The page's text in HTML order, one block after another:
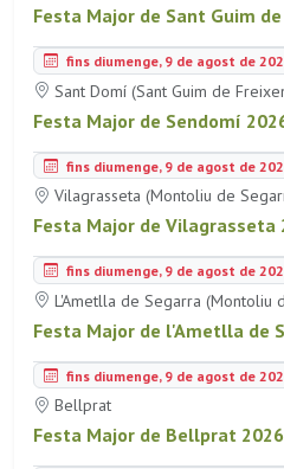
Festa Major de Sant Guim
fins diumenge, 9 de agost de
Sant Domí (Sant Guim de
Festa Major de Sendomí
fins diumenge, 9 de agost de
Vilagrasseta (Montoliu de
Festa Major de Vilagrasseta
fins diumenge, 9 de agost de
L'Ametlla de Segarra (Montoliu
Festa Major de l'Ametlla de
fins diumenge, 9 de agost de
Bellprat
Festa Major de Bellprat 2026